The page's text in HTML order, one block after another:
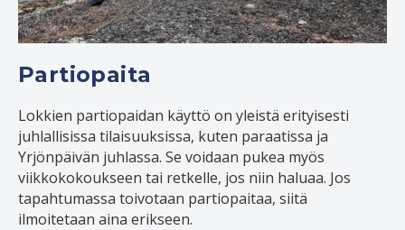
Partiopaita
Lokkien partiopaidan käyttö on yleistä erityisesti
juhlallisissa tilaisuuksissa, kuten paraatissa ja
Yrjönpäivän juhlassa. Se voidaan pukea myös
viikkokokoukseen tai retkelle, jos niin haluaa. Jos
tapahtumassa toivotaan partiopaitaa, siitä
ilmoitetaan aina erikseen.